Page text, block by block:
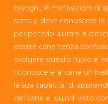
bisogni, le motivazioni di
razza e deve conoscere
per poterlo aiutare a
essere cane senza
svolgere questo ruolo e’
riconoscere al cane un
la sua capacita’ di
del cane e’ quindi visto